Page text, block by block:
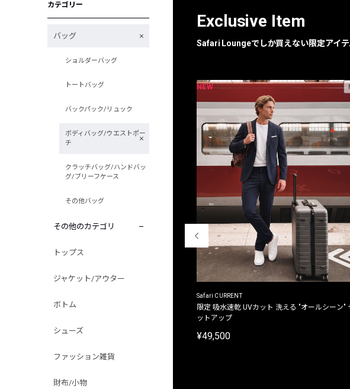
カテゴリー
バッグ
ショルダーバッグ
トートバッグ
バックパック/リュック
ボディバッグ/ウエストポー
チ
クラッチバッグ/ハンドバッ
グ/ブリーフケース
その他バッグ
その他のカテゴリ
トップス
ジャケット/アウター
ボトム
シューズ
ファッション雑貨
財布/小物
Exclusive Item
Safari Loungeでしか買えない限定アイテ
別注限定 フード付き チェックシャツジャケット
NEW
Safari CURRENT
限定 吸水速乾 UVカット 洗える "オールシーン"
ットアップ
¥49,500